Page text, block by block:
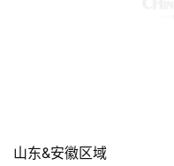
山东&安徽区域